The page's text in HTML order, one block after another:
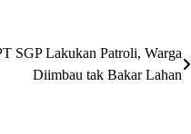
SGP Lakukan Patroli, Warga
Diimbau tak Bakar Lahan